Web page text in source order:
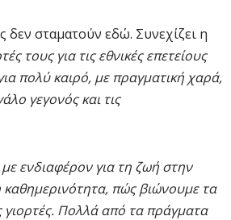
σταματούν εδώ. Συνεχίζει η
τους για τις εθνικές επετείους
πολύ καιρό, με πραγματική χαρά,
γεγονός και τις
ενδιαφέρον για τη ζωή στην
πώς βιώνουμε τα
γιορτές. Πολλά από τα πράγματα